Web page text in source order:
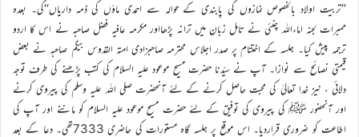
’’تربیت اولاد بالخصوص نمازوں کی پابندی کے حوالہ سے احمدی ماؤں کی ذمہ داریاں‘‘کی۔ بعدہ
ممبرات لجنہ اماءاللہ چنئی نے تامل زبان میں ترانہ پڑھااور مکرمہ عافیہ فضل صاحبہ نے اس کا اردو
ترجمہ پیش کیا۔ جلسہ کے اختتام پر صدر اجلاس محترمہ صاحبزادی امتہ القدوس بیگم صاحبہ نے بعض
قیمتی نصائح سے نوازا۔ آپ نے سیّدنا حضرت مسیح موعود علیہ السلام کی کتب پڑھنے کی طرف توجہ
دلائی ، نیز خدا تعالیٰ کی محبت حاصل کرنے کے لئے آنحضرت صلی اللہ علیہ وسلم کی پیروی کرنے
اور آنحضور ﷺ کی پیروی کی توفیق کے لئے حضرت مسیح موعود علیہ السلام کو ماننے اور آپ کی
اطاعت کو ضروری قراردیا۔ اس موقع پر جلسہ گاہ مستورات کی حاضری 7333تھی۔ دعا کے بعد